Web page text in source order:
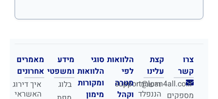
צרו
קשר
support@loan4all.co.il
מספקים
קצת
עלינו
רישרד
הננפלד
הלוואות
לפי
מטרה
וקהל
סוגי
הלוואות
ומקורות
מימון
מידע
ומשפטי
בלוג
מאמרים
אחרונים
איך דירוג
האשראי